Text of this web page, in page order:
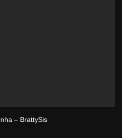
– BrattySis